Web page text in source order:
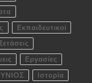
Εκπαιδευτικοί
Εργασίες
Ιστορία